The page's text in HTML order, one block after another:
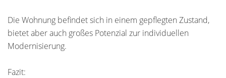
Die Wohnung befindet sich in einem gepflegten Zustand,
bietet aber auch großes Potenzial zur individuellen
Modernisierung.
Fazit: